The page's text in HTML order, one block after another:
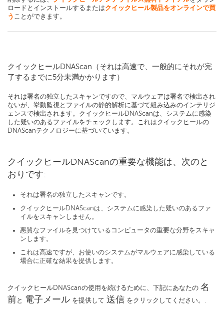
ロードとインストールするまたはクイックヒール製品をオンラインで買
う ことができます。
クイックヒールDNAScan（それは高速で、一般的にそれが完
了するまでに5分未満かかります）
それは署名の独立したスキャンですので、マルウェアは署名で検出され
ないが、挙動監視とファイルの静的解析に基づて組み込みのインテリジ
ェンスで検出されます。クイックヒールDNAScanは、システムに感染
した疑いのあるファイルをチェックします。これはクイックヒールの
DNAScanテクノロジーに基づいています。
クイックヒールDNAScanの重要な機能は、次のと
おりです:
それは署名の独立したスキャンです。
クイックヒールDNAScanは、システムに感染した疑いのあるファ
イルをスキャンしません。
悪質なファイルを見つけているコンピュータの重要な分野をスキャ
ンします。
これは高速ですが、お使いのシステムがマルウェアに感染している
場合に正確な結果を提供します。
クイックヒールDNAScanの使用を続けるために、下記にあなたの 名
前と 電子メール を提供して 送信 をクリックしてください。.